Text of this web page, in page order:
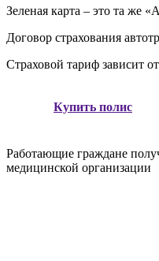
Зеленая карта – это та же
Договор страхования
Страховой тариф зависит
Купить полис
Работающие граждане
медицинской организации